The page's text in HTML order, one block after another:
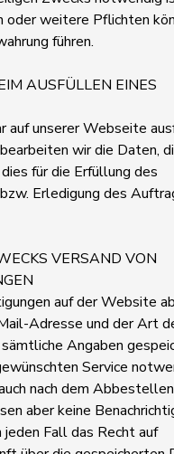
oder weitere Pflichten
führen.
AUSFÜLLEN EINES
auf unserer Webseite
wir die Daten,
für die Erfüllung des
Erledigung des
VERSAND VON
auf der Website
Adresse und der Art
Angaben
Service
nach dem
aber keine
jeden Fall das Recht auf